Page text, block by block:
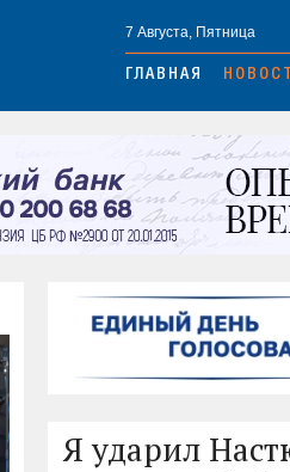
7 Августа, Пятница
ГЛАВНАЯ
Я ударил